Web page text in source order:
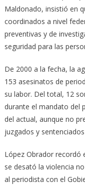
Maldonado, insistió en
coordinados a nivel
preventivas y de
seguridad para las
De 2000 a la fecha, la
153 asesinatos de
su labor. Del total, 12
durante el mandato del
del actual, aunque no
juzgados y
López Obrador recordó
se desató la violencia
al periodista con el